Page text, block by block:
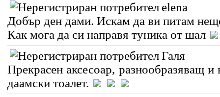
elena
Добър ден дами. Искам да ви питам
Как мога да си направя туника от шал
Галя
Прекрасен аксесоар, разнообразяващ
даамски тоалет.